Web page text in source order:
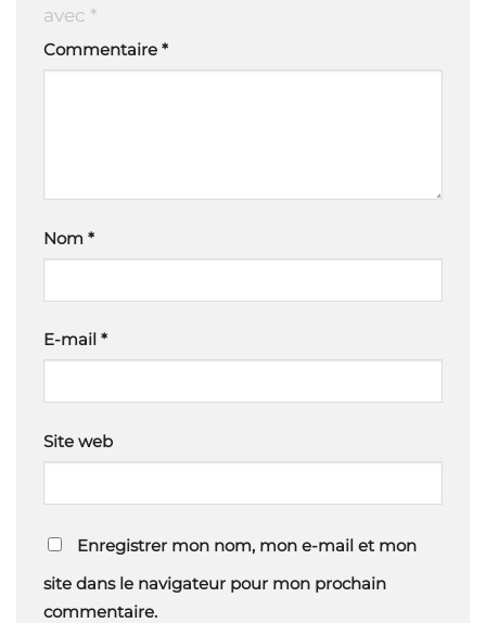
avec *
Commentaire *
Nom *
E-mail *
Site web
Enregistrer mon nom, mon e-mail et mon
site dans le navigateur pour mon prochain
commentaire.